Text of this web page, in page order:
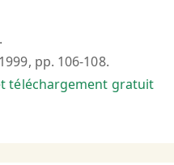
pp. 106-108.
téléchargement gratuit